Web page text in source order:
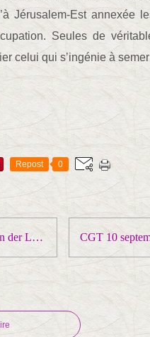
Jérusalem-Est annexée
Seules de
celui qui s’ingénie à
Repost 0
Génocide à Gaza : Ursula von der Leyen appelle à agir contre Israël… deux ans plus tard